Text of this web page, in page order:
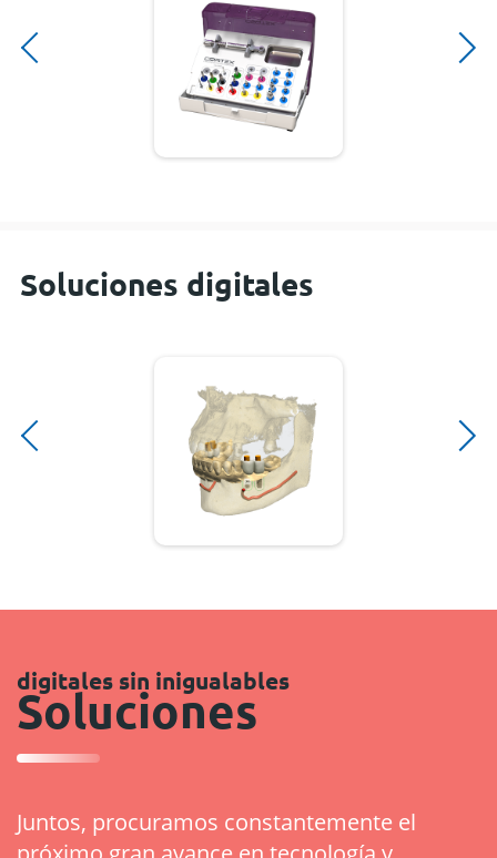
Soluciones digitales
digitales sin inigualables
Soluciones
Juntos, procuramos constantemente el